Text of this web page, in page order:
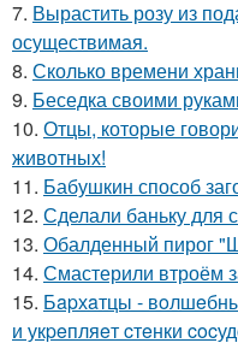
7. Вырастить розу из
осуществимая.
8. Сколько времени
9. Беседка своими
10. Отцы, которые
животных!
11. Бабушкин способ
12. Сделали баньку для
13. Обалденный пирог
14. Смастерили втроём
15. Бapхaтцы -
и укpeпляeт cтeнки